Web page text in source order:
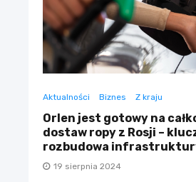
Aktualności Biznes Z kraju
Orlen jest gotowy na
dostaw ropy z Rosji –
rozbudowa
19 sierpnia 2024